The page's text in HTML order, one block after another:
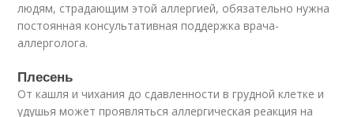
людям, страдающим этой аллергией, обязательно нужна
постоянная консультативная поддержка врача-
аллерголога.
Плесень
От кашля и чихания до сдавленности в грудной клетке и
удушья может проявляться аллергическая реакция на